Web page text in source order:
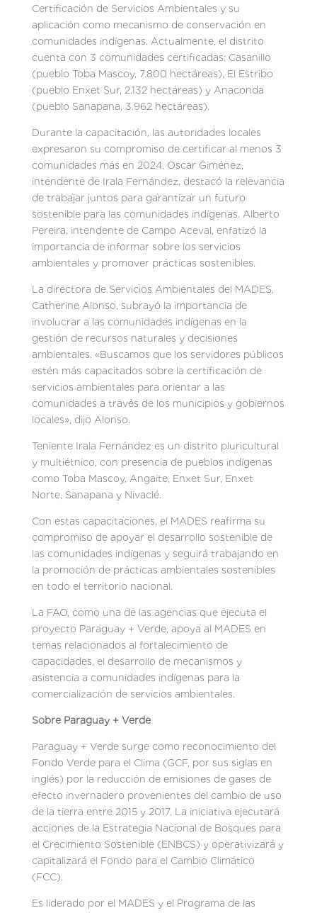
Certificación de Servicios Ambientales y su
aplicación como mecanismo de conservación en
comunidades indígenas. Actualmente, el distrito
cuenta con 3 comunidades certificadas: Casanillo
(pueblo Toba Mascoy, 7.800 hectáreas), El Estribo
(pueblo Enxet Sur, 2.132 hectáreas) y Anaconda
(pueblo Sanapana, 3.962 hectáreas).
Durante la capacitación, las autoridades locales
expresaron su compromiso de certificar al menos 3
comunidades más en 2024. Oscar Giménez,
intendente de Irala Fernández, destacó la relevancia
de trabajar juntos para garantizar un futuro
sostenible para las comunidades indígenas. Alberto
Pereira, intendente de Campo Aceval, enfatizó la
importancia de informar sobre los servicios
ambientales y promover prácticas sostenibles.
La directora de Servicios Ambientales del MADES,
Catherine Alonso, subrayó la importancia de
involucrar a las comunidades indígenas en la
gestión de recursos naturales y decisiones
ambientales. «Buscamos que los servidores públicos
estén más capacitados sobre la certificación de
servicios ambientales para orientar a las
comunidades a través de los municipios y gobiernos
locales», dijo Alonso.
Teniente Irala Fernández es un distrito pluricultural
y multiétnico, con presencia de pueblos indígenas
como Toba Mascoy, Angaite, Enxet Sur, Enxet
Norte, Sanapana y Nivaclé.
Con estas capacitaciones, el MADES reafirma su
compromiso de apoyar el desarrollo sostenible de
las comunidades indígenas y seguirá trabajando en
la promoción de prácticas ambientales sostenibles
en todo el territorio nacional.
La FAO, como una de las agencias que ejecuta el
proyecto Paraguay + Verde, apoya al MADES en
temas relacionados al fortalecimiento de
capacidades, el desarrollo de mecanismos y
asistencia a comunidades indígenas para la
comercialización de servicios ambientales.
Sobre Paraguay + Verde
Paraguay + Verde surge como reconocimiento del
Fondo Verde para el Clima (GCF, por sus siglas en
inglés) por la reducción de emisiones de gases de
efecto invernadero provenientes del cambio de uso
de la tierra entre 2015 y 2017. La iniciativa ejecutará
acciones de la Estrategia Nacional de Bosques para
el Crecimiento Sostenible (ENBCS) y operativizará y
capitalizará el Fondo para el Cambio Climático
(FCC).
Es liderado por el MADES y el Programa de las